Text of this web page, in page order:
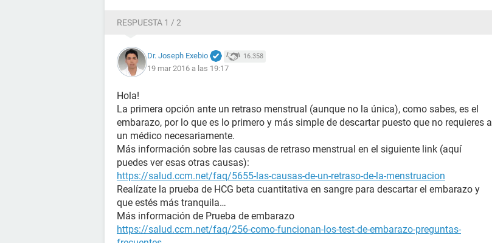
RESPUESTA 1 / 2
Dr. Joseph Exebio 16.358
19 mar 2016 a las 19:17
Hola!
La primera opción ante un retraso menstrual (aunque no la única), como sabes, es el
embarazo, por lo que es lo primero y más simple de descartar puesto que no requieres a
un médico necesariamente.
Más información sobre las causas de retraso menstrual en el siguiente link (aquí
puedes ver esas otras causas):
https://salud.ccm.net/faq/5655-las-causas-de-un-retraso-de-la-menstruacion
Realízate la prueba de HCG beta cuantitativa en sangre para descartar el embarazo y
que estés más tranquila…
Más información de Prueba de embarazo
https://salud.ccm.net/faq/256-como-funcionan-los-test-de-embarazo-preguntas-